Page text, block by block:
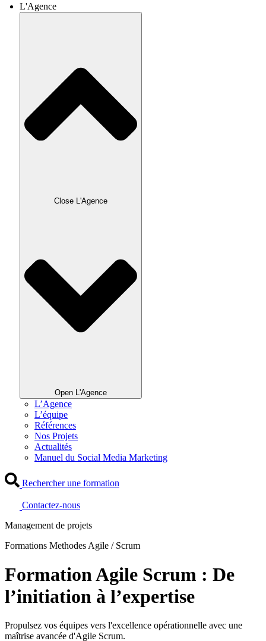
L'Agence
Close L'Agence
Open L'Agence
L’Agence
L’équipe
Références
Nos Projets
Actualités
Manuel du Social Media Marketing
Rechercher une formation
Contactez-nous
Management de projets
Formations Methodes Agile / Scrum
Formation Agile Scrum : De
l’initiation à l’expertise
Propulsez vos équipes vers l'excellence opérationnelle avec une
maîtrise avancée d'Agile Scrum.